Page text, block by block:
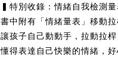
▍ 特別收錄：情緒自我檢測量
書中附有「情緒量表」移動
讓孩子自己動動手，拉動拉
懂得表達自己快樂的情緒，好